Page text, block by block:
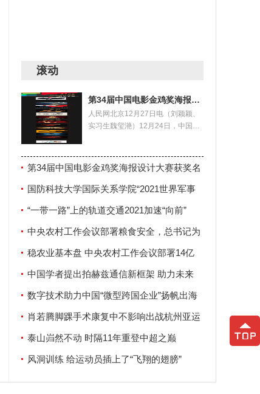
滚动
第34届中国电影金鸡奖海报设计大赛获奖名单揭晓
人民网北京12月27日电（刘颖颖、
实习生魏玺滟）12月24日，中国电
第34届中国电影金鸡奖海报设计大赛获奖名
单揭晓
国防科技大学国际关系学院“2021世界军事
安全论坛”在南京举行
“一带一路”上的轨道交通2021加速“向前”
中央农村工作会议部署粮食安全，总书记为
何强调这两个字？
稳农业基本盘 中央农村工作会议部署14亿
人“饭碗”大事
中国学者提出拍赫兹通信新框架 助力未来
6G发展
数字技术助力中国“微型跨国企业”扬帆出海
肖若腾脚踝手术康复中不影响出战杭州亚运
会泰山岿然不动 时隔11年重登中超之巅
风洞训练 给运动员插上了“飞翔的翅膀”